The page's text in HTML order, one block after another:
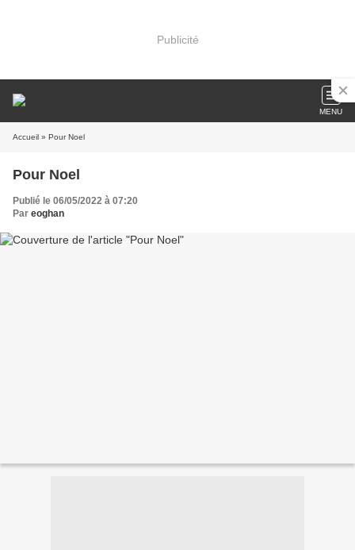
Publicité
MENU
Accueil » Pour Noel
Pour Noel
Publié le 06/05/2022 à 07:20
Par eoghan